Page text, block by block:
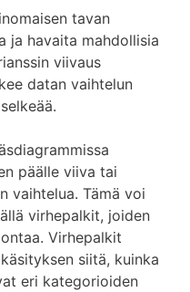
tavan
ja havaita mahdollisia
viivaus
datan vaihtelun
päälle viiva tai
vaihtelua. Tämä voi
virhepalkit, joiden
Virhepalkit
siitä, kuinka
eri kategorioiden